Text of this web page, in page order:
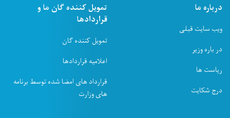
درباره ما
ویب سایت قبلی
در باره وزیر
ریاست ها
درج شکایت
تمویل کننده ګان ما و
قراردادها
تمویل کننده ګان
اعلامیه قراردادها
قرارداد های امضا شده توسط برنامه
های وزارت